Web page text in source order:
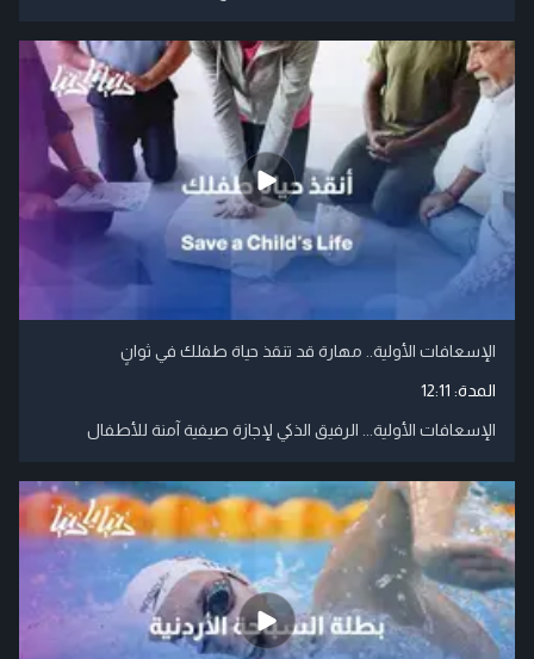
الإسعافات الأولية.. مهارة قد تنقذ حياة طفلك في ثوانٍ
المدة: 12:11
الإسعافات الأولية... الرفيق الذكي لإجازة صيفية آمنة للأطفال